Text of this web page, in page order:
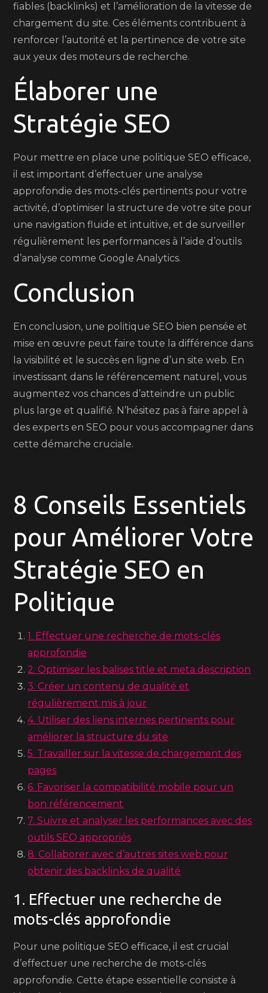
fiables (backlinks) et l’amélioration de la vitesse de
chargement du site. Ces éléments contribuent à
renforcer l’autorité et la pertinence de votre site
aux yeux des moteurs de recherche.
Élaborer une
Stratégie SEO
Pour mettre en place une politique SEO efficace,
il est important d’effectuer une analyse
approfondie des mots-clés pertinents pour votre
activité, d’optimiser la structure de votre site pour
une navigation fluide et intuitive, et de surveiller
régulièrement les performances à l’aide d’outils
d’analyse comme Google Analytics.
Conclusion
En conclusion, une politique SEO bien pensée et
mise en œuvre peut faire toute la différence dans
la visibilité et le succès en ligne d’un site web. En
investissant dans le référencement naturel, vous
augmentez vos chances d’atteindre un public
plus large et qualifié. N’hésitez pas à faire appel à
des experts en SEO pour vous accompagner dans
cette démarche cruciale.
8 Conseils Essentiels
pour Améliorer Votre
Stratégie SEO en
Politique
1. Effectuer une recherche de mots-clés
approfondie
2. Optimiser les balises title et meta description
3. Créer un contenu de qualité et
régulièrement mis à jour
4. Utiliser des liens internes pertinents pour
améliorer la structure du site
5. Travailler sur la vitesse de chargement des
pages
6. Favoriser la compatibilité mobile pour un
bon référencement
7. Suivre et analyser les performances avec des
outils SEO appropriés
8. Collaborer avec d’autres sites web pour
obtenir des backlinks de qualité
1. Effectuer une recherche de
mots-clés approfondie
Pour une politique SEO efficace, il est crucial
d’effectuer une recherche de mots-clés
approfondie. Cette étape essentielle consiste à